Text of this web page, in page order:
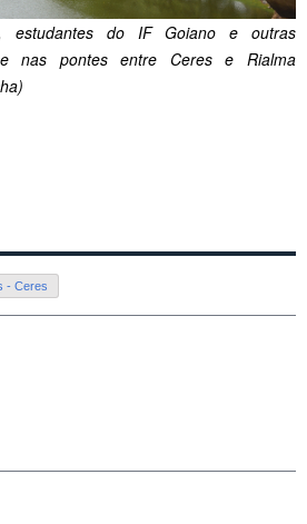
estudantes do IF Goiano e outras
nas pontes entre Ceres e Rialma
- Ceres